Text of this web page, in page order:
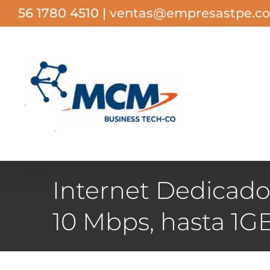
Saltar
al
56 1780 4510 |
Internet
10 Mbps, hasta